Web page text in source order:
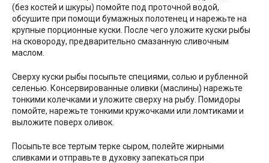
(без костей и шкуры) помойте под проточной водой,
обсушите при помощи бумажных полотенец и нарежьте на
крупные порционные куски. После чего уложите куски рыбы
на сковороду, предварительно смазанную сливочным
маслом.
Сверху куски рыбы посыпьте специями, солью и рубленной
селенью. Консервированные оливки (маслины) нарежьте
тонкими колечками и уложите сверху на рыбу. Помидоры
помойте, нарежьте тонкими кружочками или ломтиками и
выложите поверх оливок.
Посыпьте все тертым терке сыром, полейте жирными
сливками и отправьте в духовку запекаться при